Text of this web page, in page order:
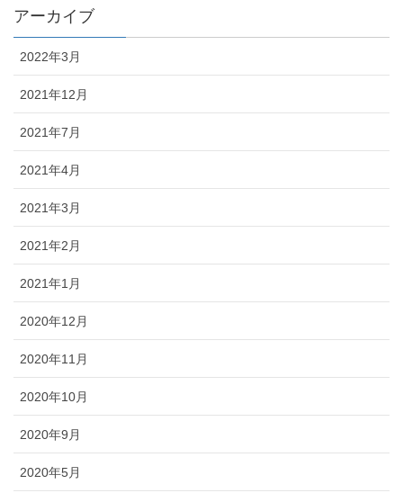
アーカイブ
2022年3月
2021年12月
2021年7月
2021年4月
2021年3月
2021年2月
2021年1月
2020年12月
2020年11月
2020年10月
2020年9月
2020年5月